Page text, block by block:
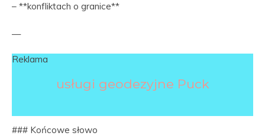
– **konfliktach o granice**
—
Reklama
usługi geodezyjne Puck
### Końcowe słowo